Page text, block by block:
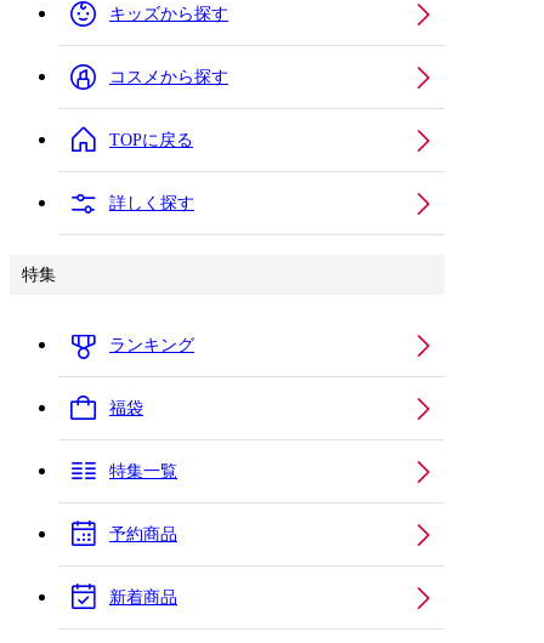
キッズから探す
コスメから探す
TOPに戻る
詳しく探す
特集
ランキング
福袋
特集一覧
予約商品
新着商品